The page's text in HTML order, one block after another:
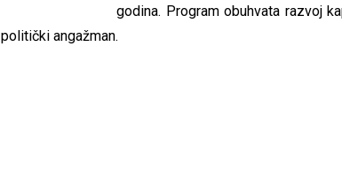
godina. Program obuhvata razvoj
angažman.